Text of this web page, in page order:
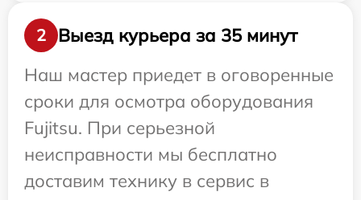
2
Выезд курьера за 35 минут
Наш мастер приедет в оговоренные
сроки для осмотра оборудования
Fujitsu. При серьезной
неисправности мы бесплатно
доставим технику в сервис в